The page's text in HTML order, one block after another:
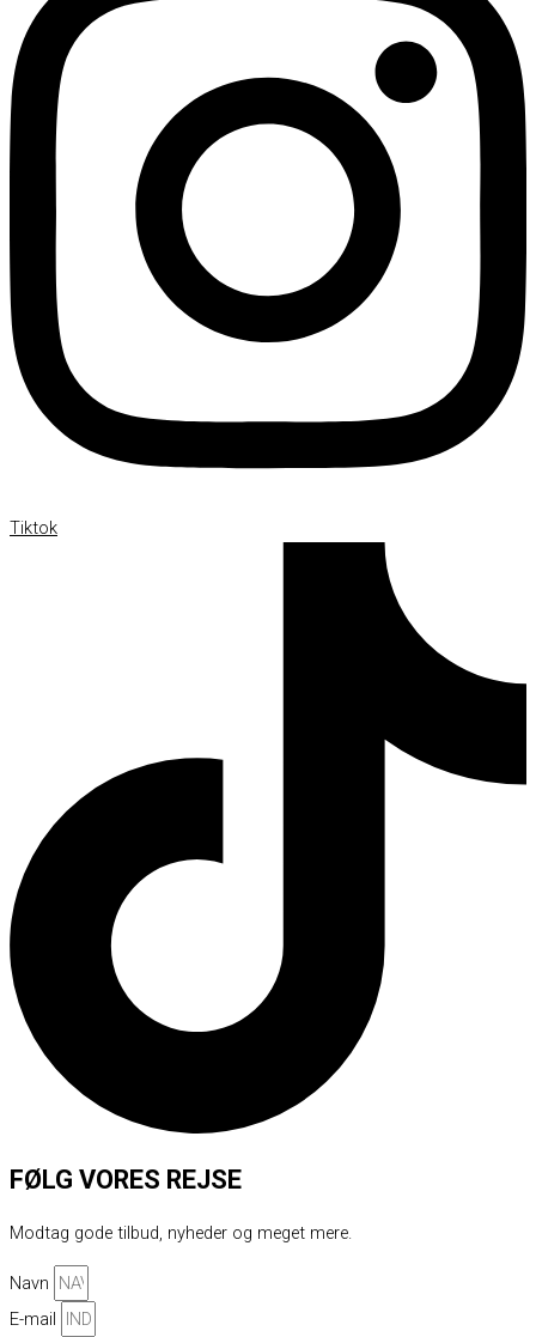
Tiktok
FØLG VORES REJSE
Modtag gode tilbud, nyheder og meget mere.
Navn
E-mail